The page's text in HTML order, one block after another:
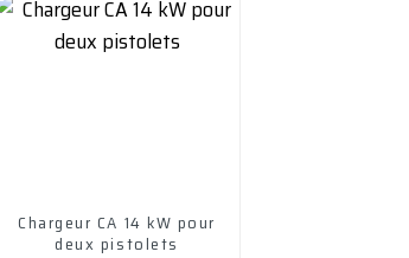
Chargeur CA 14 kW pour
deux pistolets